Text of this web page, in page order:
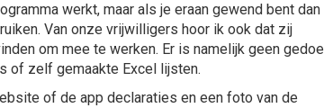
werkt, maar als je eraan gewend bent dan
Van onze vrijwilligers hoor ik ook dat zij
om mee te werken. Er is namelijk geen gedoe
of zelf gemaakte Excel lijsten.
of de app declaraties en een foto van de